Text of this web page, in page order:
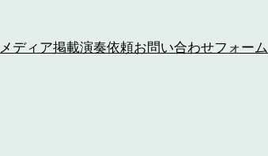
メディア掲載演奏依頼お問い合わせフォーム